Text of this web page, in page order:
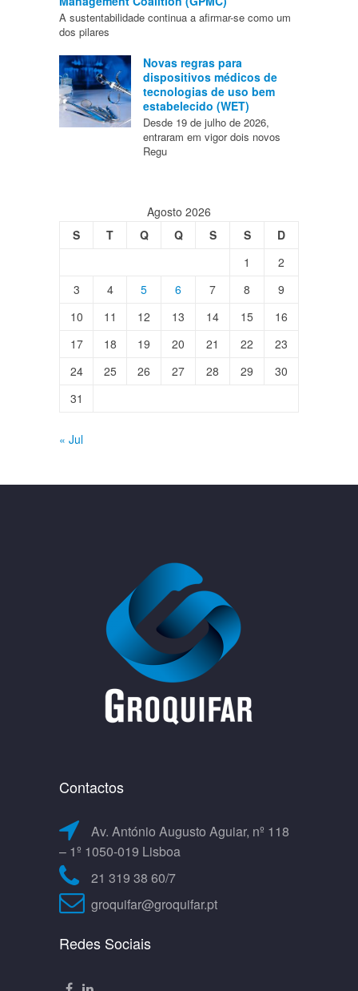
A sustentabilidade continua a afirmar-se como um
dos pilares
Novas regras para
dispositivos médicos de
tecnologias de uso bem
estabelecido (WET)
Desde 19 de julho de 2026,
entraram em vigor dois novos
Regu
Agosto 2026
S
T Q Q S S
D
1
2
3
4 5 6 7 8
9
10
11 12 13 14 15
16
17
18 19 20 21 22
23
24
25 26 27 28 29
30
31
« Jul
Contactos
Av. António Augusto Aguiar, nº 118
– 1º 1050-019 Lisboa
21 319 38 60/7
groquifar@groquifar.pt
Redes Sociais